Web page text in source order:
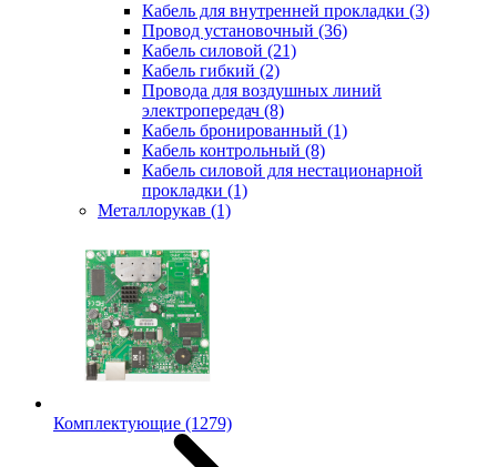
Кабель для внутренней прокладки (3)
Провод установочный (36)
Кабель силовой (21)
Кабель гибкий (2)
Провода для воздушных линий
электропередач (8)
Кабель бронированный (1)
Кабель контрольный (8)
Кабель силовой для нестационарной
прокладки (1)
Металлорукав (1)
Комплектующие (1279)